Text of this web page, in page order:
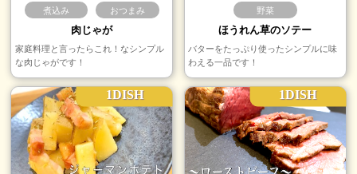
煮込み おつまみ
肉じゃが
家庭料理と言ったらこれ！なシンプル
な肉じゃがです！
野菜
ほうれん草のソテー
バターをたっぷり使ったシンプルに味
わえる一品です！
1DISH 1DISH